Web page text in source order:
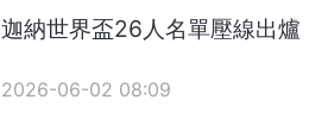
迦納世界盃26人名單壓線出
2026-06-02 08:09